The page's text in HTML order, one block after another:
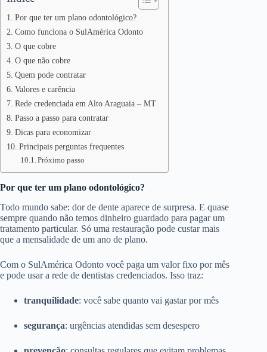
Por que ter um plano odontológico?
Como funciona o SulAmérica Odonto
O que cobre
O que não cobre
Quem pode contratar
Valores e carência
Rede credenciada em Alto Araguaia – MT
Passo a passo para contratar
Dicas para economizar
Principais perguntas frequentes
Próximo passo
Por que ter um plano odontológico?
Todo mundo sabe: dor de dente aparece de surpresa. E quase
sempre quando não temos dinheiro guardado para pagar um
tratamento particular. Só uma restauração pode custar mais
que a mensalidade de um ano de plano.
Com o SulAmérica Odonto você paga um valor fixo por mês
e pode usar a rede de dentistas credenciados. Isso traz:
tranquilidade: você sabe quanto vai gastar por mês
segurança: urgências atendidas sem desespero